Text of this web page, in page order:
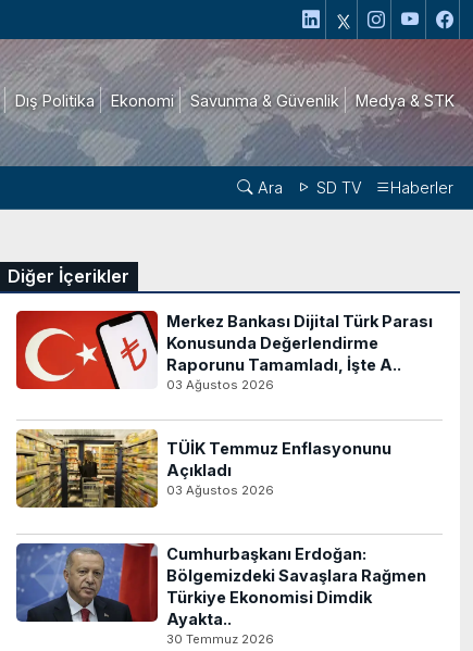
Dış Politika Ekonomi Savunma & Güvenlik Medya & STK
Ara SD TV Haberler
Diğer İçerikler
Merkez Bankası Dijital Türk Parası
Konusunda Değerlendirme
Raporunu Tamamladı, İşte A..
03 Ağustos 2026
TÜİK Temmuz Enflasyonunu
Açıkladı
03 Ağustos 2026
Cumhurbaşkanı Erdoğan:
Bölgemizdeki Savaşlara Rağmen
Türkiye Ekonomisi Dimdik
Ayakta..
30 Temmuz 2026